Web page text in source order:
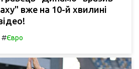
вже на 10-й хвилині
#Євро